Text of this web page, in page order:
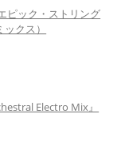
ピック・ストリング
クス）
Electro Mix』